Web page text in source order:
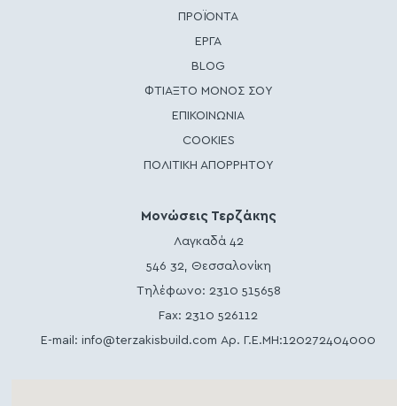
ΠΡΟΪΟΝΤΑ
ΕΡΓΑ
BLOG
ΦΤΙΑΞΤΟ ΜΟΝΟΣ ΣΟΥ
ΕΠΙΚΟΙΝΩΝΙΑ
COOKIES
ΠΟΛΙΤΙΚΗ ΑΠΟΡΡΗΤΟΥ
Μονώσεις Τερζάκης
Λαγκαδά 42
546 32, Θεσσαλονίκη
Τηλέφωνο: 2310 515658
Fax: 2310 526112
E-mail:info@terzakisbuild.com Αρ. Γ.Ε.ΜΗ:120272404000